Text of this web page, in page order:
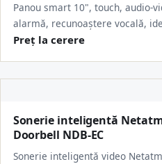
Panou smart 10", touch, audio-
alarmă, recunoaștere vocală,
Preț la cerere
Sonerie inteligentă
Doorbell NDB-EC
Sonerie inteligentă video